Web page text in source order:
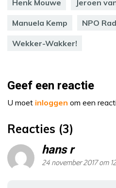
Henk Mouwe Jeroen
Manuela Kemp NPO
Wekker-Wakker!
Geef een reactie
U moet inloggen om een
Reacties (3)
hans r
24 november 2017 om